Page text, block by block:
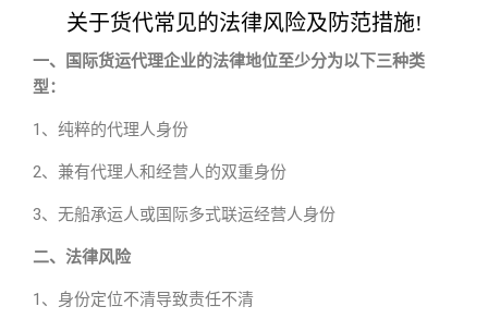
关于货代常见的法律风险及防范措施!
一、国际货运代理企业的法律地位至少分为以下三种类
型：
1、纯粹的代理人身份
2、兼有代理人和经营人的双重身份
3、无船承运人或国际多式联运经营人身份
二、法律风险
1、身份定位不清导致责任不清